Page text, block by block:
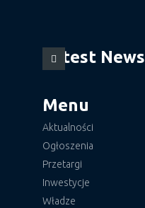
Latest News
Menu
Aktualności
Ogłoszenia
Przetargi
Inwestycje
Władze